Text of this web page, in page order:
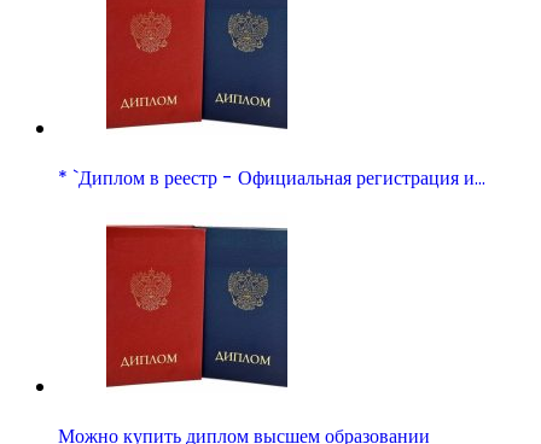
* `Диплом в реестр - Официальная регистрация и…
Можно купить диплом высшем образовании